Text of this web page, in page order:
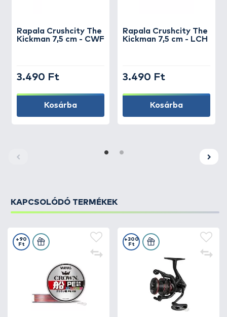
Rapala Crushcity The
Kickman 7,5 cm - CWF
3.490 Ft
Kosárba
Rapala Crushcity The
Kickman 7,5 cm - LCH
3.490 Ft
Kosárba
KAPCSOLÓDÓ TERMÉKEK
+90
Ft
+300
Ft